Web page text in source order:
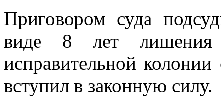
Приговором суда
виде 8 лет
исправительной
вступил в законную силу.